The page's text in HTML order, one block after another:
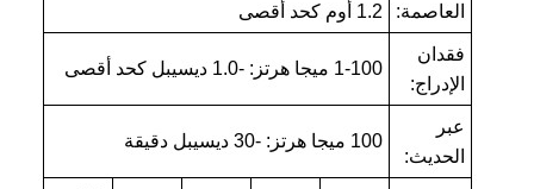
العاصمة: 1.2 أوم كحد أقصى
فقدان
الإدراج:
1-100 ميجا هرتز: -1.0 ديسيبل كحد أقصى
عبر
الحديث:
100 ميجا هرتز: -30 ديسيبل دقيقة